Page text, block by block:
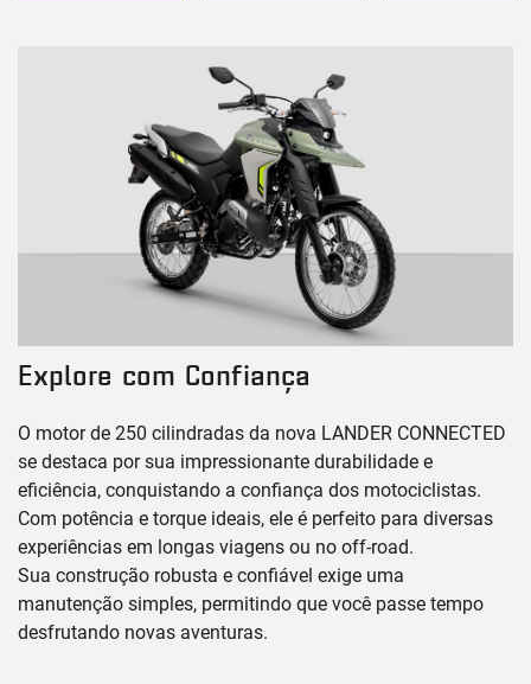
Explore com Confiança
O motor de 250 cilindradas da nova LANDER CONNECTED
se destaca por sua impressionante durabilidade e
eficiência, conquistando a confiança dos motociclistas.
Com potência e torque ideais, ele é perfeito para diversas
experiências em longas viagens ou no off-road.
Sua construção robusta e confiável exige uma
manutenção simples, permitindo que você passe tempo
desfrutando novas aventuras.